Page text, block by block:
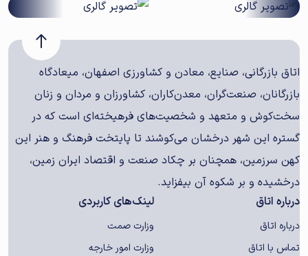
اتاق بازرگانی، صنایع، معادن و کشاورزی اصفهان، میعادگاه
بازرگانان، صنعت‌گران، معدن‌کاران، کشاورزان و مردان و زنان
سخت‌کوش و متعهد و شخصیت‌های فرهیخته‌ای است که در
گستره این شهر درخشان می‌کوشند تا پایتخت فرهنگ و هنر این
کهن سرزمین، همچنان بر چکاد صنعت و اقتصاد ایران زمین،
درخشیده و بر شکوه آن بیفزاید.
درباره اتاق
درباره اتاق
تماس با اتاق
لینک‌های کاربردی
وزارت صمت
وزارت امور خارجه